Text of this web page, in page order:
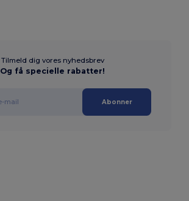
Tilmeld dig vores nyhedsbrev
Og få specielle rabatter!
Abonner